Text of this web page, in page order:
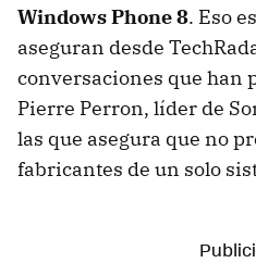
Windows Phone 8. Eso
aseguran desde
conversaciones que han
Pierre Perron, líder de
las que asegura que no
fabricantes de un solo